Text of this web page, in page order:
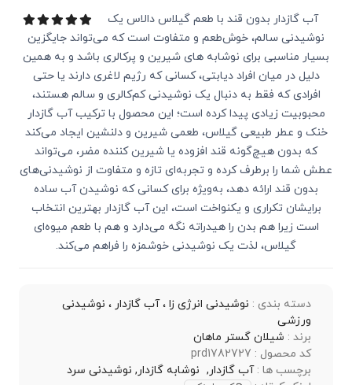
آب گازدار بدون قند با طعم گیلاس دالاس یک
نوشیدنی سالم، خوش‌طعم و متفاوت است که می‌تواند جایگزین
بسیار مناسبی برای نوشابه‌ های شیرین و پرکالری باشد و به همین
دلیل در میان افراد دیابتی، کسانی که رژیم لاغری دارند یا حتی
افرادی که فقط به دنبال یک نوشیدنی کم‌کالری و سالم هستند،
محبوبیت زیادی پیدا کرده است؛ این محصول با ترکیب آب گازدار
خنک و عطر طبیعی گیلاس، طعمی شیرین و دلنشین ایجاد می‌کند
که بدون هیچ‌گونه قند افزوده یا شیرین‌ کننده مضر، می‌تواند
عطش شما را برطرف کرده و تجربه‌ای تازه و متفاوت از نوشیدنی‌های
بدون قند ارائه دهد، به‌ویژه برای کسانی که نوشیدن آب ساده
برایشان تکراری و یکنواخت است، این آب گازدار بهترین انتخاب
است زیرا هم بدن را هیدراته نگه می‌دارد و هم با طعم میوه‌ای
گیلاس، لذت یک نوشیدنی خوشمزه را فراهم می‌کند.
دسته بندی : نوشیدنی انرژی زا ، آب گازدار ، نوشیدنی
ورزشی
برند : شیلان گستر ماهان
کد محصول : prd1782727
برچسب ها :آب گازدار, نوشابه گازدار, نوشیدنی سرد